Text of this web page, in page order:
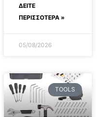
ΔΕΊΤΕ
ΠΕΡΙΣΣΟΤΕΡΑ »
05/08/2026
TOOLS